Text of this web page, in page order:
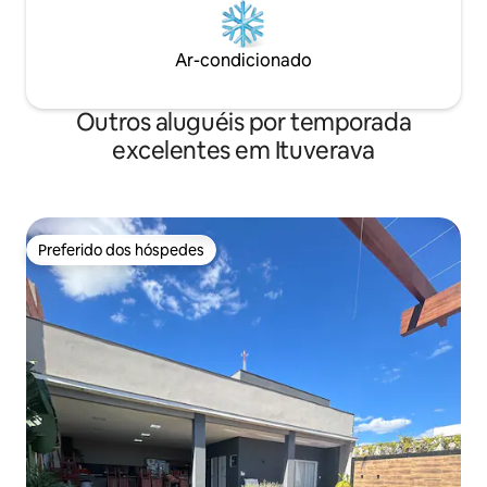
Ar-condicionado
Outros aluguéis por temporada
excelentes em Ituverava
Preferido dos hóspedes
Preferido dos hóspedes